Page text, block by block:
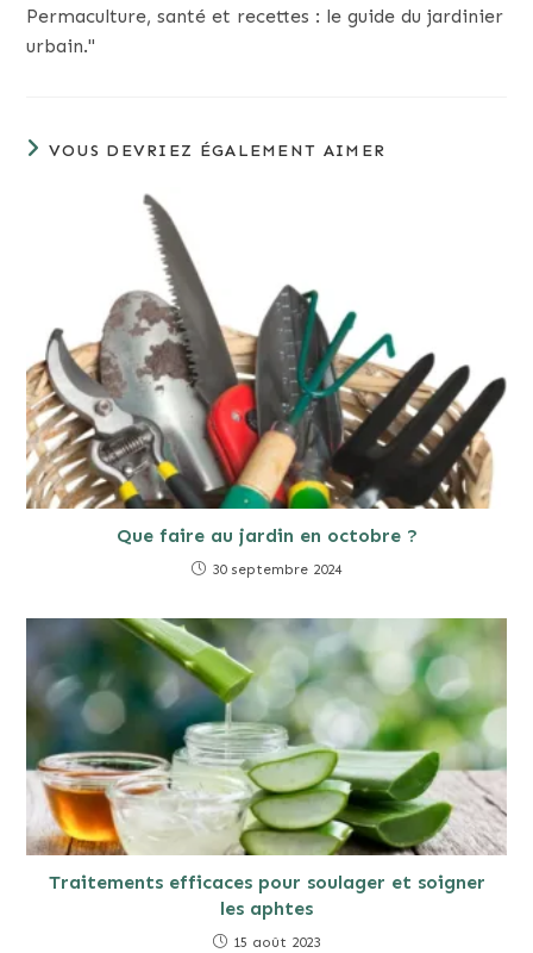
Permaculture, santé et recettes : le guide du jardinier
urbain."
VOUS DEVRIEZ ÉGALEMENT AIMER
Que faire au jardin en octobre ?
30 septembre 2024
Traitements efficaces pour soulager et soigner
les aphtes
15 août 2023